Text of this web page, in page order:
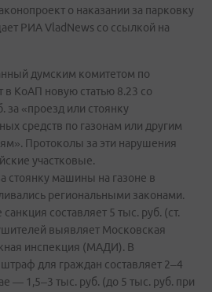
о наказании за парковку
РИА VladNews со ссылкой на
думским комитетом по
в КоАП новую статью 8.23 со
за «проезд или стоянку
средств по газонам или другим
Протоколы за эти нарушения
участковые.
стоянку машины на газоне в
региональными законами.
составляет 5 тыс. руб. (ст.
выявляет Московская
инспекция (МАДИ). В
для граждан составляет 2–4
— 1,5–3 тыс. руб. (до 5 тыс. руб. при